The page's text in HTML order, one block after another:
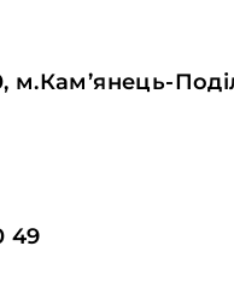
м.Кам’янець-
49